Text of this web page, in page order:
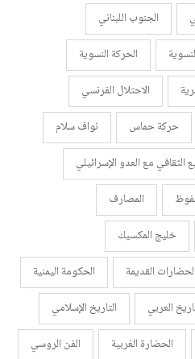
الجنوب اللبناني
الحركة النسوية
الاحتلال الفرنسي
حركة حماس
نواف سلام
الثقافي مع العدو الإسرائيلي
المصارف
خليج المكسيك
الحضارات القديمة
الحكومة اليمنية
العربي
التاريخ الإسلامي
الحضارة الغربية
الفن الروسي